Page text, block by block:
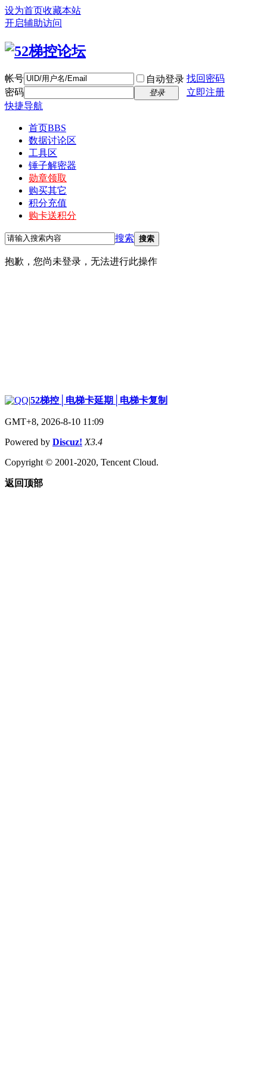
设为首页收藏本站
开启辅助访问
帐号 自动登录 找回密码
密码
登录
立即注册
快捷导航
首页BBS
数据讨论区
工具区
锤子解密器
勋章领取
购买其它
积分充值
购卡送积分
搜索 搜索
抱歉，您尚未登录，无法进行此操作
|52梯控│电梯卡延期│电梯卡复制
GMT+8, 2026-8-10 11:09
Powered by Discuz! X3.4
Copyright © 2001-2020, Tencent Cloud.
返回顶部